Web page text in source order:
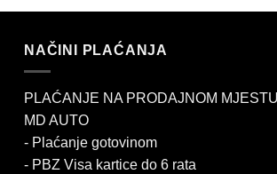
NAČINI PLAĆANJA
PLAĆANJE NA PRODAJNOM MJESTU
MD AUTO
- Plaćanje gotovinom
- PBZ Visa kartice do 6 rata